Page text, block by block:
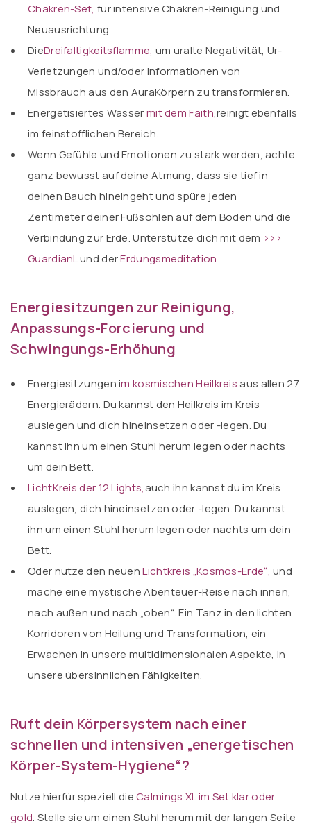
Chakren-Set, für intensive Chakren-Reinigung und
Neuausrichtung
DieDreifaltigkeitsflamme, um uralte Negativität, Ur-
Verletzungen und/oder Informationen von
Missbrauch aus den AuraKörpern zu transformieren.
Energetisiertes Wassermit dem Faith,reinigt ebenfalls
im feinstofflichen Bereich.
Wenn Gefühle und Emotionen zu stark werden, achte
ganz bewusst auf deine Atmung, dass sie tief in
deinen Bauch hineingeht und spüre jeden
Zentimeter deiner Fußsohlen auf dem Boden und die
Verbindung zur Erde. Unterstütze dich mit dem >>>
GuardianLund derErdungsmeditation
Energiesitzungen zur Reinigung,
Anpassungs-Forcierung und
Schwingungs-Erhöhung
Energiesitzungen imkosmischen Heilkreis aus allen 27
Energierädern. Du kannst den Heilkreis im Kreis
auslegen und dich hineinsetzen oder -legen. Du
kannst ihn um einen Stuhl herum legen oder nachts
um dein Bett.
LichtKreis der 12 Lights,auch ihn kannst du im Kreis
auslegen, dich hineinsetzen oder -legen. Du kannst
ihn um einen Stuhl herum legen oder nachts um dein
Bett.
Oder nutze den neuenLichtkreis „Kosmos-Erde“, und
mache eine mystische Abenteuer-Reise nach innen,
nach außen und nach „oben“. Ein Tanz in den lichten
Korridoren von Heilung und Transformation, ein
Erwachen in unsere multidimensionalen Aspekte, in
unsere übersinnlichen Fähigkeiten.
Ruft dein Körpersystem nach einer
schnellen und intensiven „energetischen
Körper-System-Hygiene“?
Nutze hierfür speziell dieCalmings XL im Set klar oder
gold. Stelle sie um einen Stuhl herum mit der langen Seite